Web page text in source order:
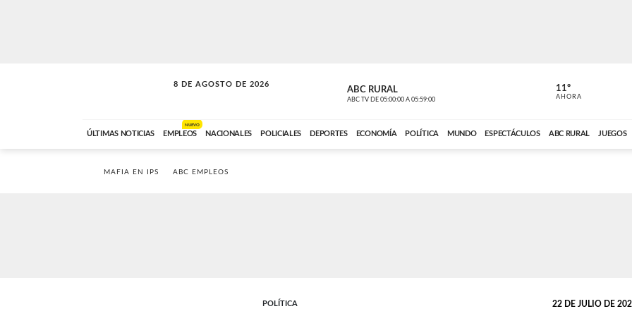
8 DE AGOSTO DE 2026
SOLO MÚSICA ABC RURAL
ABC TV DE 05:00:00 A 05:59:00 ABC CARDINAL
11º
AHORA
ÚLTIMAS NOTICIAS EMPLEOS
NUEVO
NACIONALES POLICIALES DEPORTES ECONOMÍA POLÍTICA MUNDO ESPECTÁCULOS ABC RURAL JUEGOS
MAFIA EN IPS ABC EMPLEOS
POLÍTICA 22 DE JULIO DE